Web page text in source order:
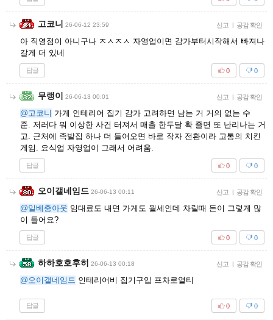
고코니 26-06-12 23:59 신고 | 공감 확인
아 직영점이 아니구나 ㅈㅅㅈㅅ 자영업이면 감가부터시작해서 빠져나
갈게 더 있네
답글 0
0
무랭이 26-06-13 00:01 신고 | 공감 확인
@고코니 가게 인테리어 집기 감가 고려하면 남는 거 거의 없는 수
준. 저러다 뭐 이상한 사건 터져서 매출 한두달 확 줄면 또 난리나는 거
고. 근처에 족발집 하나 더 들어오면 바로 작자 전환이라 고통의 치킨
게임. 요식업 자영업이 그래서 어려움.
답글 0
0
오이갤네임드 26-06-13 00:11 신고 | 공감 확인
@일베충아웃 임대료도 내면 가게도 월세인데 차릴때 돈이 그렇게 많
이 들어요?
답글 0
0
하하호호후히 26-06-13 00:18 신고 | 공감 확인
@오이갤네임드 인테리어비 집기구입 프차로열티
답글 0
0